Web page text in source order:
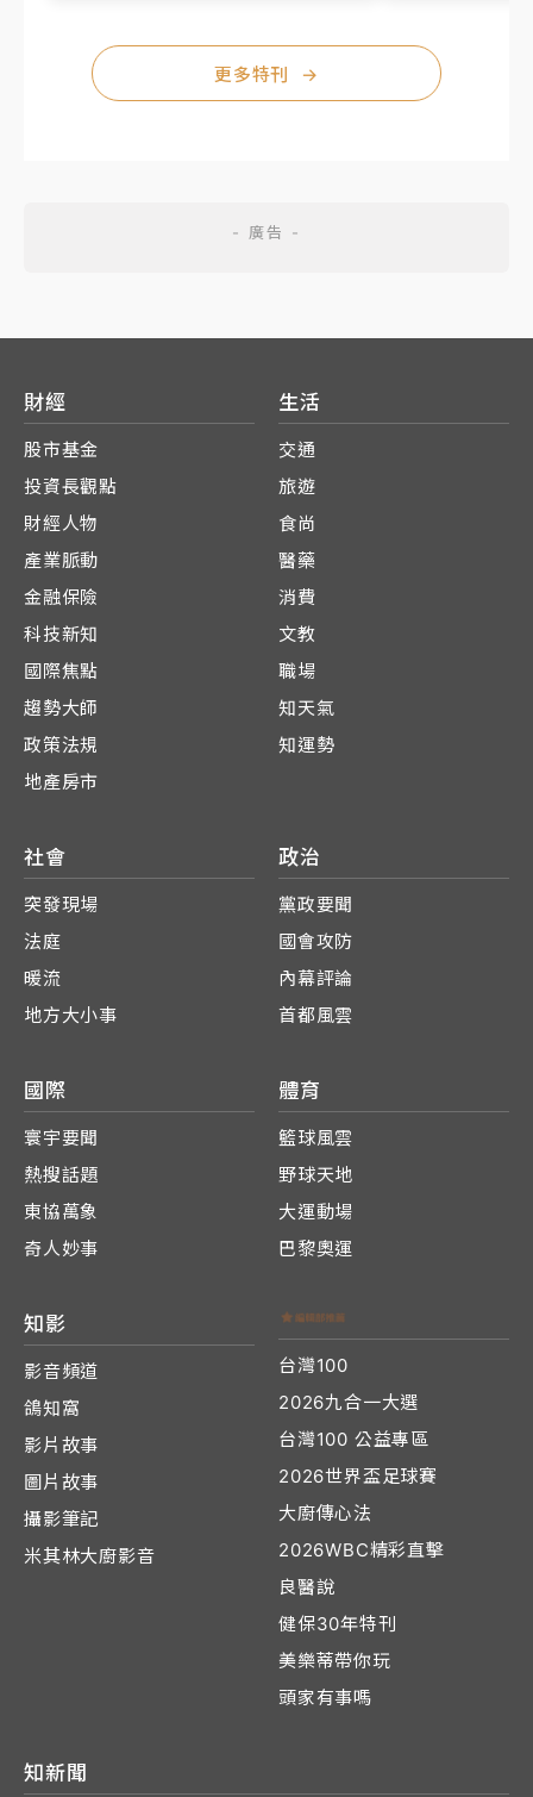
更多特刊 →
財經
股市基金
投資長觀點
財經人物
產業脈動
金融保險
科技新知
國際焦點
趨勢大師
政策法規
地產房市
生活
交通
旅遊
食尚
醫藥
消費
文教
職場
知天氣
知運勢
社會
突發現場
法庭
暖流
地方大小事
政治
黨政要聞
國會攻防
內幕評論
首都風雲
國際
寰宇要聞
熱搜話題
東協萬象
奇人妙事
體育
籃球風雲
野球天地
大運動場
巴黎奧運
知影
影音頻道
鴿知窩
影片故事
圖片故事
攝影筆記
米其林大廚影音
台灣100
2026九合一大選
台灣100 公益專區
2026世界盃足球賽
大廚傳心法
2026WBC精彩直擊
良醫說
健保30年特刊
美樂蒂帶你玩
頭家有事嗎
知新聞